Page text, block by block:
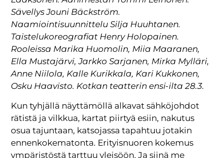
Sävellys Jouni Bäckström.
Naamiointisuunnittelu Silja Huuhtanen.
Taistelukoreografiat Henry Holopainen.
Rooleissa Marika Huomolin, Miia Maaranen,
Ella Mustajärvi, Jarkko Sarjanen, Mirka Mylläri,
Anne Niilola, Kalle Kurikkala, Kari Kukkonen,
Osku Haavisto. Kotkan teatterin ensi-ilta 28.3.
Kun tyhjällä näyttämöllä alkavat sähköjohdot
rätistä ja vilkkua, kartat piirtyä esiin, nakutus
osua tajuntaan, katsojassa tapahtuu jotakin
ennenkokematonta. Erityisnuoren kokemus
ympäristöstä tarttuu yleisöön. Ja siinä me